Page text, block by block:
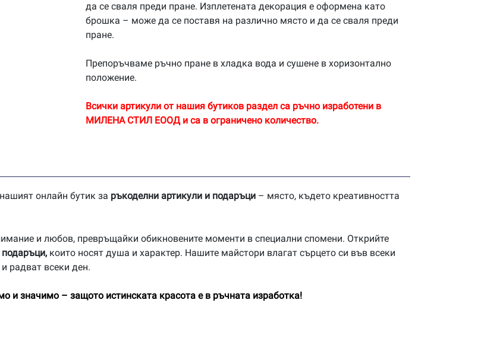
да се сваля преди пране. Изплетената декорация е оформена като
брошка – може да се поставя на различно място и да се сваля преди
пране.
Препоръчваме ръчно пране в хладка вода и сушене в хоризонтално
положение.
Всички артикули от нашия бутиков раздел са ръчно изработени в
МИЛЕНА СТИЛ ЕООД и са в ограничено количество.
онлайн бутик за ръкоделни артикули и подаръци – място, където креативността
и любов, превръщайки обикновените моменти в специални спомени. Открийте
които носят душа и характер. Нашите майстори влагат сърцето си във всеки
радват всеки ден.
и значимо – защото истинската красота е в ръчната изработка!